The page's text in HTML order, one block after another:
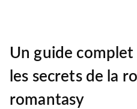
Un guide
les secrets de la
romantasy